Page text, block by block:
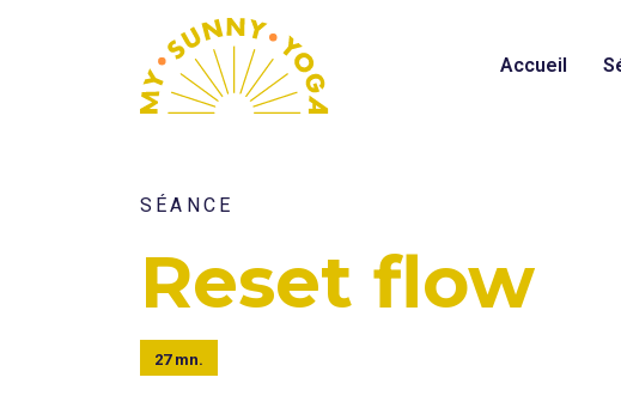
Accueil
SÉANCE
Reset flow
27 mn.